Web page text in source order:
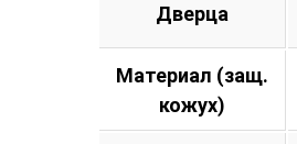
Дверца
Материал (защ.
кожух)